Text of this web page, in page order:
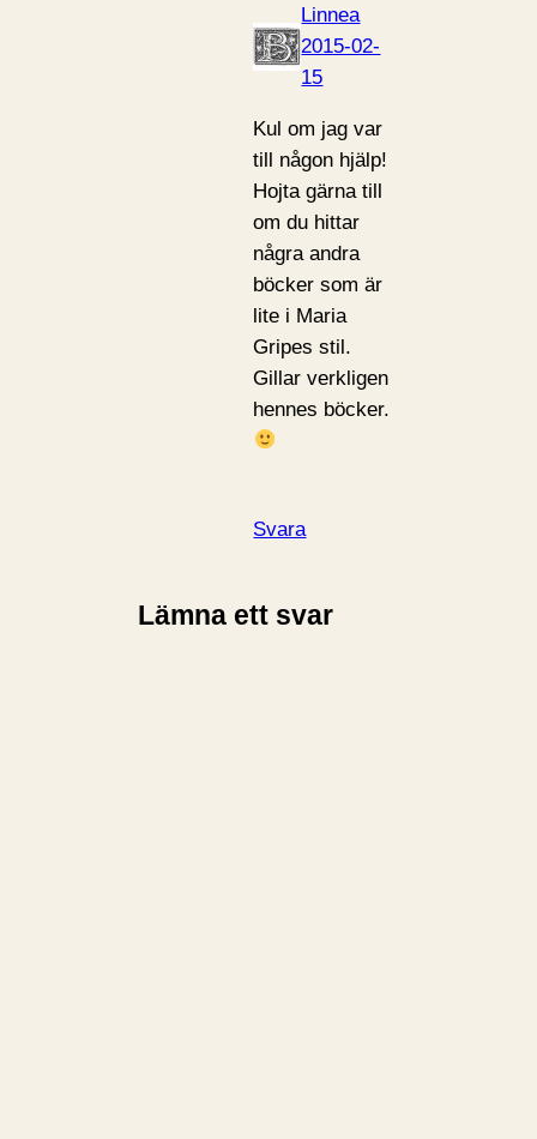
Linnea
2015-02-
15
Kul om jag var
till någon hjälp!
Hojta gärna till
om du hittar
några andra
böcker som är
lite i Maria
Gripes stil.
Gillar verkligen
hennes böcker.
Svara
Lämna ett svar